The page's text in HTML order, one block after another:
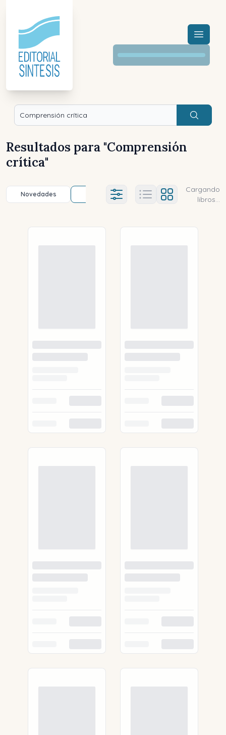
Menú
Buscar
Resultados para "Comprensión
crítica"
Novedades Título (a-z) Título (z-a)
Ajustes abierto
Cargando
libros...